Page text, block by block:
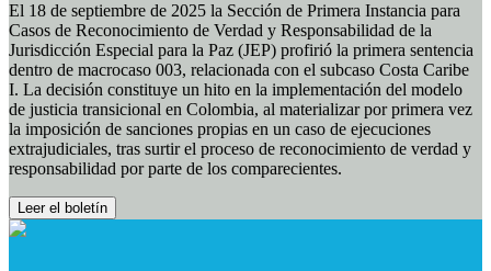
El 18 de septiembre de 2025 la Sección de Primera Instancia para
Casos de Reconocimiento de Verdad y Responsabilidad de la
Jurisdicción Especial para la Paz (JEP) profirió la primera sentencia
dentro de macrocaso 003, relacionada con el subcaso Costa Caribe
I. La decisión constituye un hito en la implementación del modelo
de justicia transicional en Colombia, al materializar por primera vez
la imposición de sanciones propias en un caso de ejecuciones
extrajudiciales, tras surtir el proceso de reconocimiento de verdad y
responsabilidad por parte de los comparecientes.
Leer el boletín